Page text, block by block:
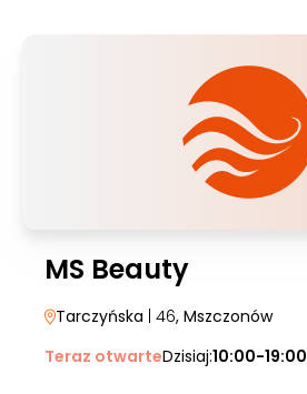
MS Beauty
Tarczyńska | 46, Mszczonów
Teraz otwarteDzisiaj:10:00-19:00